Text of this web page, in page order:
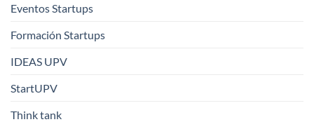
Eventos Startups
Formación Startups
IDEAS UPV
StartUPV
Think tank